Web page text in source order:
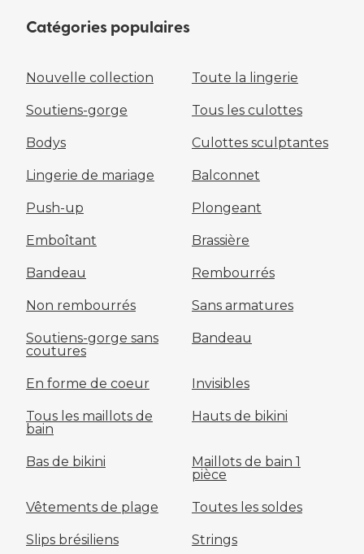
Catégories populaires
Nouvelle collection Toute la lingerie
Soutiens-gorge Tous les culottes
Bodys Culottes sculptantes
Lingerie de mariage Balconnet
Push-up Plongeant
Emboîtant Brassière
Bandeau Rembourrés
Non rembourrés Sans armatures
Soutiens-gorge sans
coutures
Bandeau
En forme de coeur Invisibles
Tous les maillots de
bain
Hauts de bikini
Bas de bikini
Maillots de bain 1
pièce
Vêtements de plage Toutes les soldes
Slips brésiliens Strings